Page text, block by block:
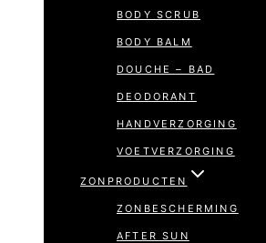
BODY SCRUB
BODY BALM
DOUCHE – BAD
DEODORANT
HANDVERZORGING
VOETVERZORGING
ZONPRODUCTEN
ZONBESCHERMING
AFTER SUN